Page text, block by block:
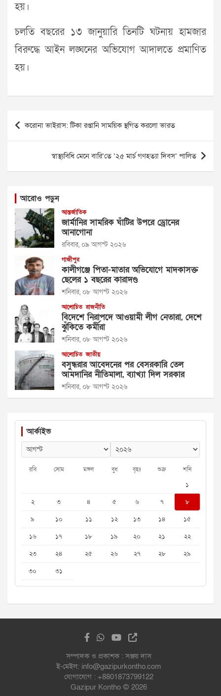
হয়।
চলতি বছরের ১৩ জানুয়ারি তিনটি ঘটনায় হামজার
বিরুদ্ধে আইন লঙ্ঘনের অভিযোগ আদালতে প্রমাণিত
হয়।
Post
navigation
করোনা ভাইরাস: টিকা রপ্তানি সাময়িক স্থগিত করলো ভারত
স্বাস্থ্যবিধি মেনে বারি’তে ‘২৫ মার্চ গণহত্যা দিবস’ পালিত
আরোও পড়ুন
আন্তর্জাতিক
জার্মানির সামরিক ঘাঁটির উপরে ড্রোনের
আনাগোনা
রবিবার, ০৯ আগস্ট ২০২৬
গাজীপুর
কালীগঞ্জে পিতা-মাতার অভিযোগে মাদকাসক্ত
ছেলের ১ বছরের কারাদণ্ড
শনিবার, ০৮ আগস্ট ২০২৬
আলোচিত রাজনীতি
বিদেশে নিরাপদে আওয়ামী লীগ নেতারা, দেশে
ঝুঁকিতে কর্মীরা
শনিবার, ০৮ আগস্ট ২০২৬
আলোচিত জাতীয়
বসুন্ধরার আবেদনের পর বেসরকারি তেল
আমদানির নীতিমালা, ব্যাখ্যা দিল সরকার
শনিবার, ০৮ আগস্ট ২০২৬
আর্কাইভ
রবি সোম মঙ্গল বুধ বৃহঃ শুক্র শনি
১
২
৩ ৪ ৫ ৬ ৭
৮
৯
১০ ১১ ১২ ১৩ ১৪
১৫
১৬
১৭ ১৮ ১৯ ২০ ২১
২২
২৩
২৪ ২৫ ২৬ ২৭ ২৮
২৯
৩০
৩১
সম্পাদক ও প্রকাশক : সঞ্জয় দাস
ই-মেইল: info@gazipurkontho.com
যোগাযোগ : +8801873799122
Gazipur Kontho © 2026